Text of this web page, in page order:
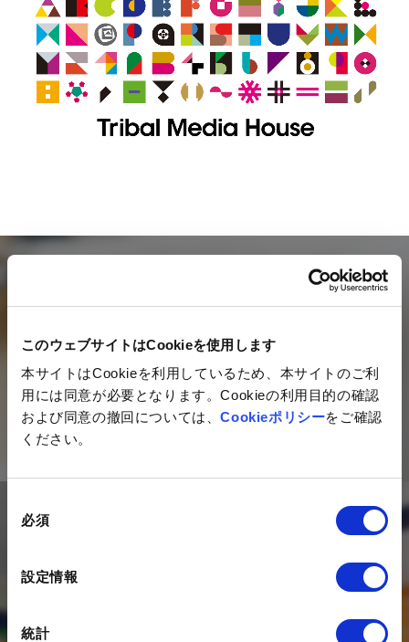
このウェブサイトはCookieを使用します
本サイトはCookieを利用しているため、本サイトのご利
用には同意が必要となります。Cookieの利用目的の確認
および同意の撤回については、Cookieポリシーをご確認
ください。
必須
設定情報
統計
Mail magazine
ネットイヤーグループの最新情報を
毎月お届けするメールマガジン
ご登録はこちら